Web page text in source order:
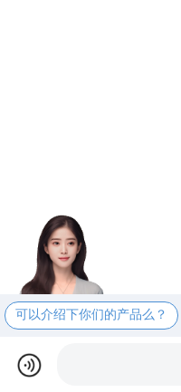
可以介绍下你们的产品么？